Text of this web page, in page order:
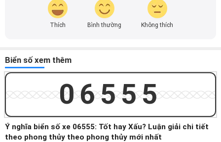
Thích Bình thường Không thích
Biển số xem thêm
06555
Ý nghĩa biển số xe 06555: Tốt hay Xấu? Luận giải chi tiết
theo phong thủy theo phong thủy mới nhất